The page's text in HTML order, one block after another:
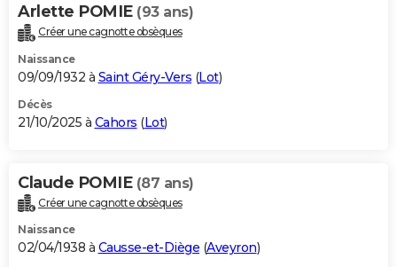
Arlette POMIE (93 ans)
Créer une cagnotte obsèques
Naissance
09/09/1932 à Saint Géry-Vers (Lot)
Décès
21/10/2025 à Cahors (Lot)
Claude POMIE (87 ans)
Créer une cagnotte obsèques
Naissance
02/04/1938 à Causse-et-Diège (Aveyron)